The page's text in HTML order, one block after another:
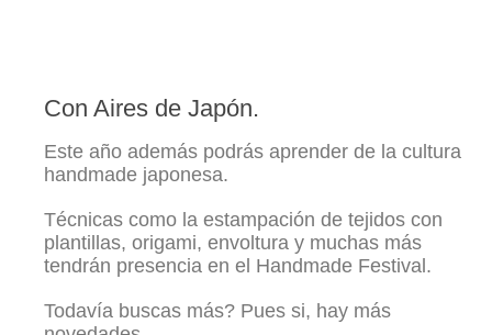
Con Aires de Japón.
Este año además podrás aprender de la cultura
handmade japonesa.
Técnicas como la estampación de tejidos con
plantillas, origami, envoltura y muchas más
tendrán presencia en el Handmade Festival.
Todavía buscas más? Pues si, hay más